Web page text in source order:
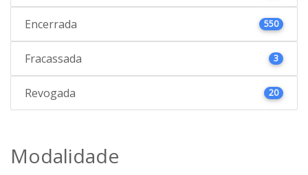
Encerrada 550
Fracassada 3
Revogada 20
Modalidade